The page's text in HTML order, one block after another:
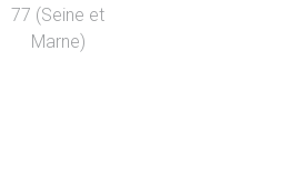
77 (Seine et
Marne)